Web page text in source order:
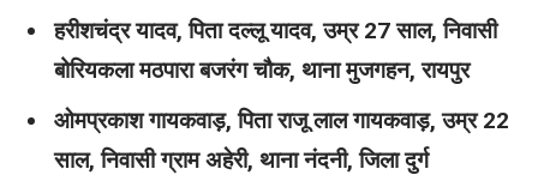
हरीशचंद्र यादव, पिता दल्लू यादव, उम्र 27 साल, निवासी
बोरियकला मठपारा बजरंग चौक, थाना मुजगहन, रायपुर
ओमप्रकाश गायकवाड़, पिता राजू लाल गायकवाड़, उम्र 22
साल, निवासी ग्राम अहेरी, थाना नंदनी, जिला दुर्ग